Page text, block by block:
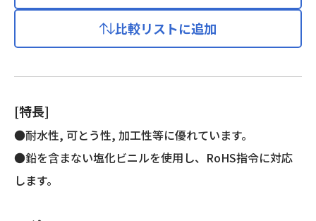
縁
線
比較リストに追加
[特長]
●耐水性, 可とう性, 加工性等に優れています。
●鉛を含まない塩化ビニルを使用し、RoHS指令に対応
します。